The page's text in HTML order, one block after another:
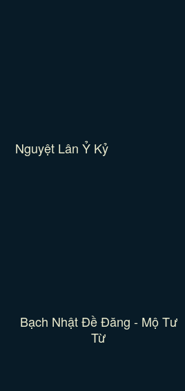
Nguyệt Lân Ỷ Kỷ
Bạch Nhật Đề Đăng - Mộ Tư
Từ